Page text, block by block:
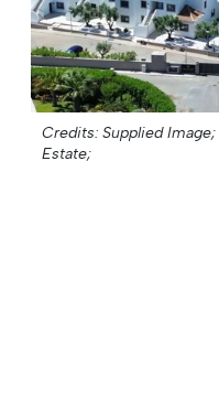
Credits: Supplied Image;
Estate;